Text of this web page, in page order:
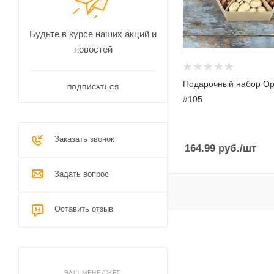
Подарочный набор
#105
164.99 руб./шт
Будьте в курсе наших акций и
новостей
ПОДПИСАТЬСЯ
Заказать звонок
Задать вопрос
Оставить отзыв
ВАШ МЕНЕДЖЕР